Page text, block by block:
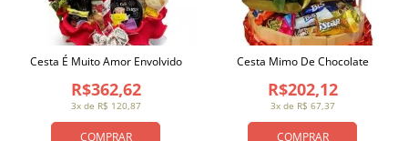
COMPRAR
3x de R$ 120,87
R$362,62
Cesta É Muito Amor Envolvido
COMPRAR
3x de R$ 67,37
R$202,12
Cesta Mimo De Chocolate